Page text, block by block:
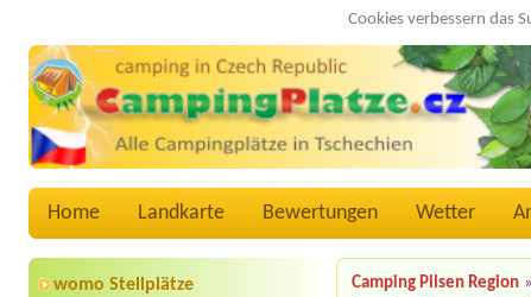
Cookies verbessern das
Home Landkarte Bewertungen Wetter
womo Stellplätze
Camping Pilsen Region »